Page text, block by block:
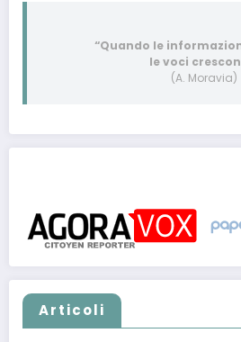
“Quando le
le voci
(A. Moravia)
Articoli